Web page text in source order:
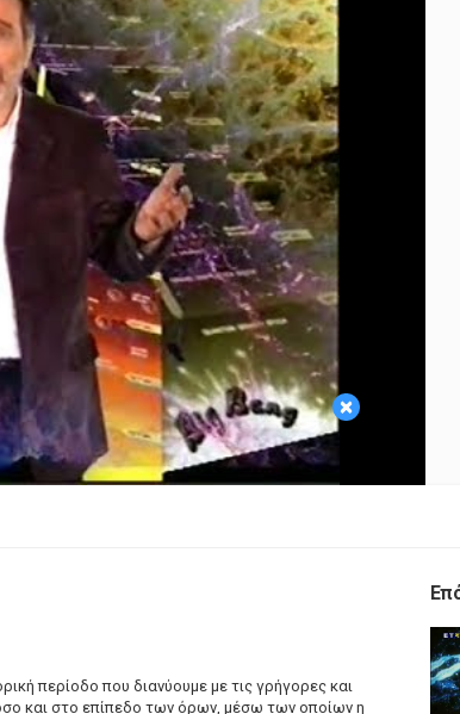
×
περίοδο που διανύουμε με τις γρήγορες και
και στο επίπεδο των όρων, μέσω των οποίων η